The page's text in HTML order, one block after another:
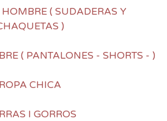
HOMBRE ( SUDADERAS Y
)
( PANTALONES - SHORTS - )
ROPA CHICA
I GORROS